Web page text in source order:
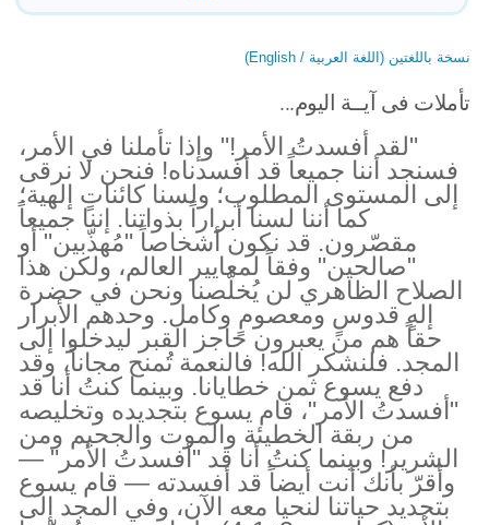
نسخة باللغتين (اللغة العربية / English)
تأملات فى آيــة اليوم...
"لقد أفسدتُ الأمر!" وإذا تأملنا في الأمر،
فسنجد أننا جميعاً قد أفسدناه! فنحن لا نرقى
إلى المستوى المطلوب؛ ولسنا كائناتٍ إلهية؛
كما أننا لسنا أبراراً بذواتنا. إننا جميعاً
مقصّرون. قد نكون أشخاصاً "مُهذّبين" أو
"صالحين" وفقاً لمعايير العالم، ولكن هذا
الصلاح الظاهري لن يُخلّصنا ونحن في حضرة
إلهٍ قدوسٍ ومعصومٍ وكامل. وحدهم الأبرار
حقاً هم من يعبرون حاجز القبر ليدخلوا إلى
المجد. فلنشكر الله! فالنعمة تُمنح مجاناً، وقد
دفع يسوع ثمن خطايانا. وبينما كنتُ أنا قد
"أفسدتُ الأمر"، قام يسوع بتجديده وتخليصه
من ربقة الخطيئة والموت والجحيم ومن
الشرير! وبينما كنتُ أنا قد "أفسدتُ الأمر" —
وأقرّ بأنك أنت أيضاً قد أفسدته — قام يسوع
بتجديد حياتنا لنحيا معه الآن، وفي المجد إلى